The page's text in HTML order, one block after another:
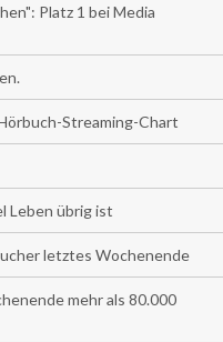
Platz 1 bei Media
Streaming-Chart
Leben übrig ist
letztes Wochenende
mehr als 80.000